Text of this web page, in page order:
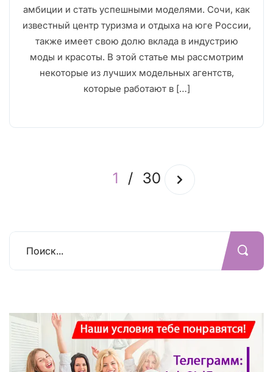
амбиции и стать успешными моделями. Сочи, как
известный центр туризма и отдыха на юге России,
также имеет свою долю вклада в индустрию
моды и красоты. В этой статье мы рассмотрим
некоторые из лучших модельных агентств,
которые работают в […]
1 / 30